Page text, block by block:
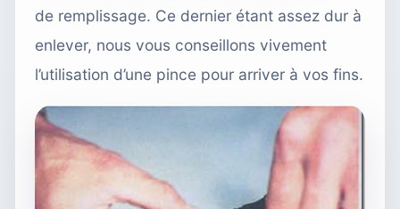
de remplissage. Ce dernier étant assez dur à
enlever, nous vous conseillons vivement
l’utilisation d’une pince pour arriver à vos fins.